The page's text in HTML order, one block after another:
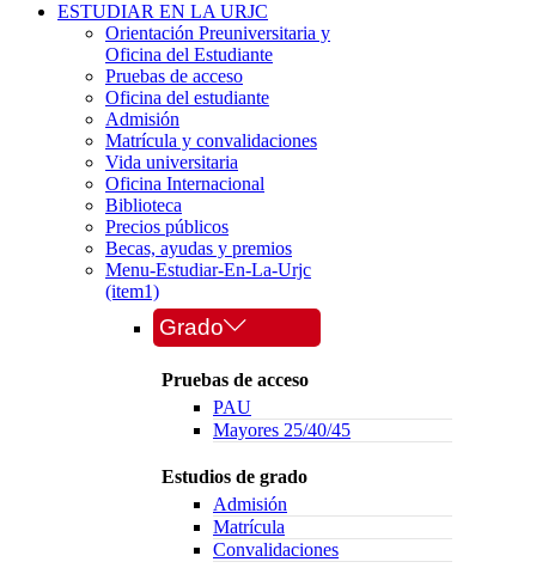
ESTUDIAR EN LA URJC
Orientación Preuniversitaria y
Oficina del Estudiante
Pruebas de acceso
Oficina del estudiante
Admisión
Matrícula y convalidaciones
Vida universitaria
Oficina Internacional
Biblioteca
Precios públicos
Becas, ayudas y premios
Menu-Estudiar-En-La-Urjc
(item1)
Grado
Pruebas de acceso
PAU
Mayores 25/40/45
Estudios de grado
Admisión
Matrícula
Convalidaciones